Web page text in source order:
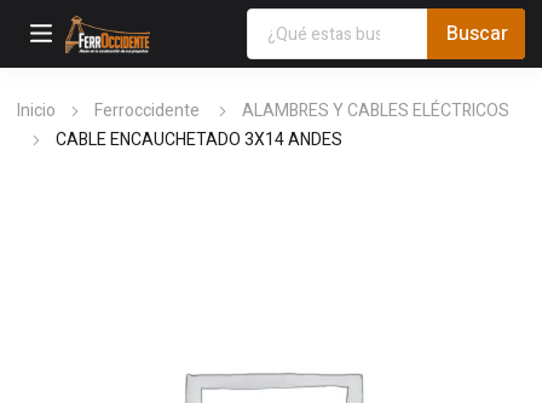
Inicio Ferroccidente
ALAMBRES Y CABLES ELÉCTRICOS
CABLE ENCAUCHETADO 3X14 ANDES